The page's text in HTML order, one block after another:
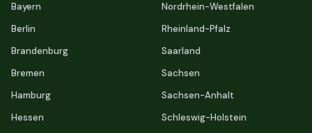
Bayern
Berlin
Brandenburg
Bremen
Hamburg
Hessen
Nordrhein-Westfalen
Rheinland-Pfalz
Saarland
Sachsen
Sachsen-Anhalt
Schleswig-Holstein